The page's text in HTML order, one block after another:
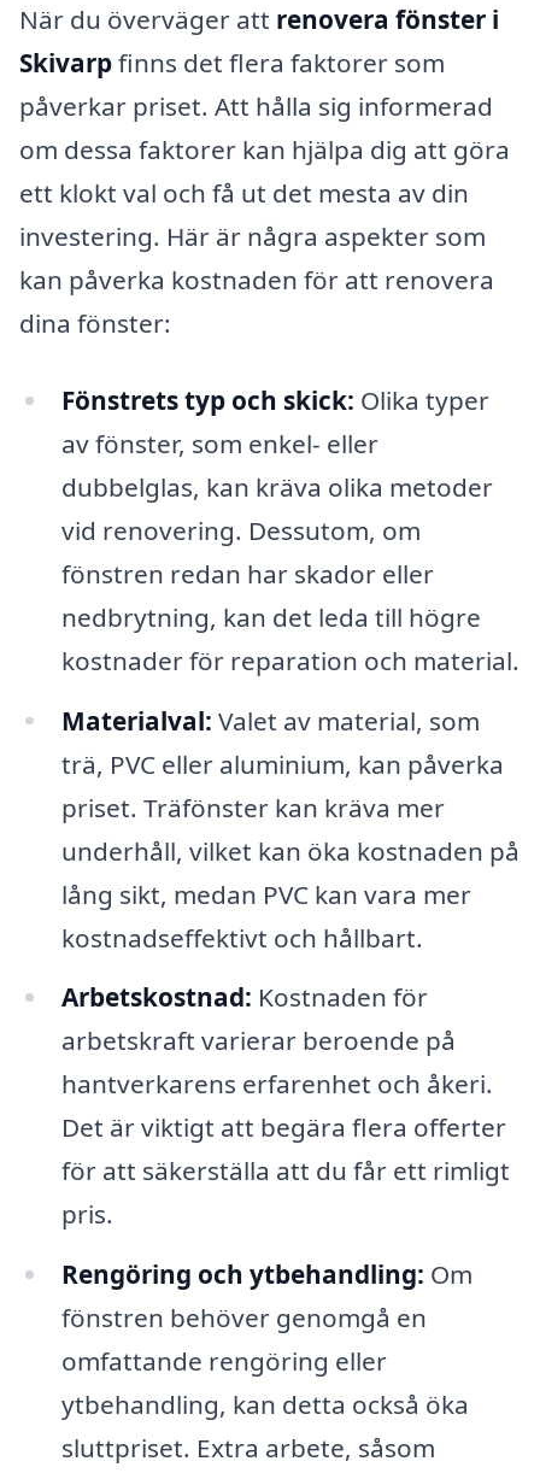
När du överväger att renovera fönster i
Skivarpfinns det flera faktorer som
påverkar priset. Att hålla sig informerad
om dessa faktorer kan hjälpa dig att göra
ett klokt val och få ut det mesta av din
investering. Här är några aspekter som
kan påverka kostnaden för att renovera
dina fönster:
Fönstrets typ och skick: Olika typer
av fönster, som enkel- eller
dubbelglas, kan kräva olika metoder
vid renovering. Dessutom, om
fönstren redan har skador eller
nedbrytning, kan det leda till högre
kostnader för reparation och material.
Materialval: Valet av material, som
trä, PVC eller aluminium, kan påverka
priset. Träfönster kan kräva mer
underhåll, vilket kan öka kostnaden på
lång sikt, medan PVC kan vara mer
kostnadseffektivt och hållbart.
Arbetskostnad: Kostnaden för
arbetskraft varierar beroende på
hantverkarens erfarenhet och åkeri.
Det är viktigt att begära flera offerter
för att säkerställa att du får ett rimligt
pris.
Rengöring och ytbehandling: Om
fönstren behöver genomgå en
omfattande rengöring eller
ytbehandling, kan detta också öka
sluttpriset. Extra arbete, såsom